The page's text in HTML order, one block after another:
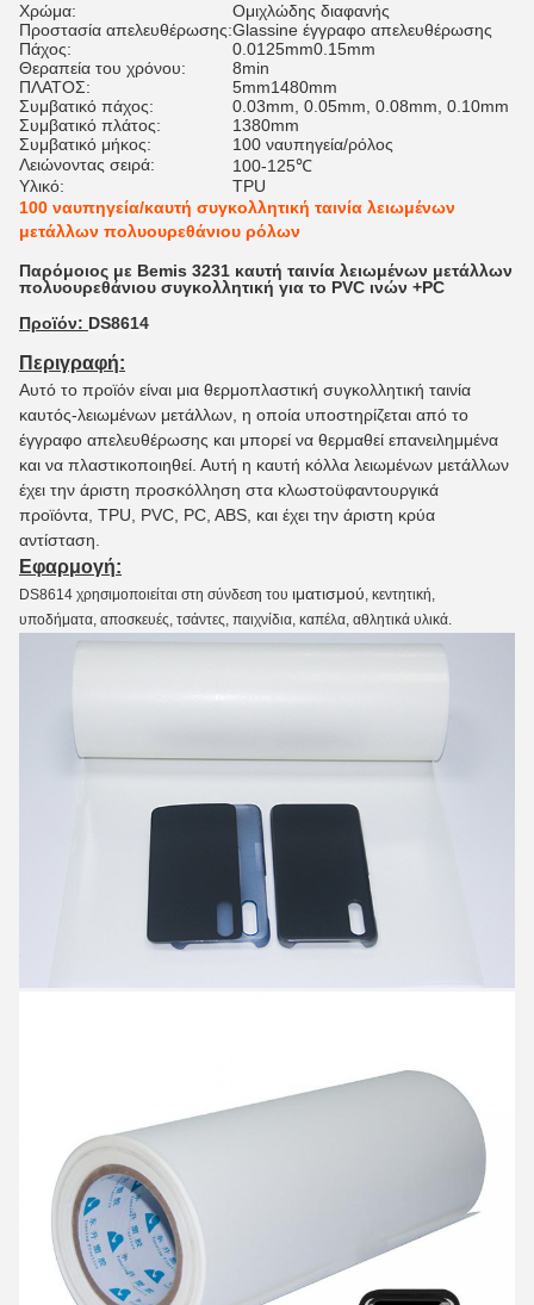
Χρώμα:
Ομιχλώδης διαφανής
Προστασία απελευθέρωσης:Glassine έγγραφο απελευθέρωσης
Πάχος:
0.0125mm0.15mm
Θεραπεία του χρόνου:
8min
ΠΛΑΤΟΣ:
5mm1480mm
Συμβατικό πάχος:
0.03mm, 0.05mm, 0.08mm, 0.10mm
Συμβατικό πλάτος:
1380mm
Συμβατικό μήκος:
100 ναυπηγεία/ρόλος
Λειώνοντας σειρά:
100-125℃
Υλικό:
TPU
100 ναυπηγεία/καυτή συγκολλητική ταινία λειωμένων
μετάλλων πολυουρεθάνιου ρόλων
Παρόμοιος με Bemis 3231 καυτή ταινία λειωμένων μετάλλων
πολυουρεθάνιου συγκολλητική για το PVC ινών +PC
Προϊόν: DS8614
Περιγραφή:
Αυτό το προϊόν είναι μια θερμοπλαστική συγκολλητική ταινία
καυτός-λειωμένων μετάλλων, η οποία υποστηρίζεται από το
έγγραφο απελευθέρωσης και μπορεί να θερμαθεί επανειλημμένα
και να πλαστικοποιηθεί. Αυτή η καυτή κόλλα λειωμένων μετάλλων
έχει την άριστη προσκόλληση στα κλωστοϋφαντουργικά
προϊόντα, TPU, PVC, PC, ABS, και έχει την άριστη κρύα
αντίσταση.
Εφαρμογή:
DS8614 χρησιμοποιείται στη σύνδεση του ιματισμού, κεντητική,
υποδήματα, αποσκευές, τσάντες, παιχνίδια, καπέλα, αθλητικά υλικά.